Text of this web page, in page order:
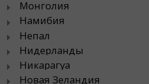
Монголия
Намибия
Непал
Нидерланды
Никарагуа
Новая Зеландия